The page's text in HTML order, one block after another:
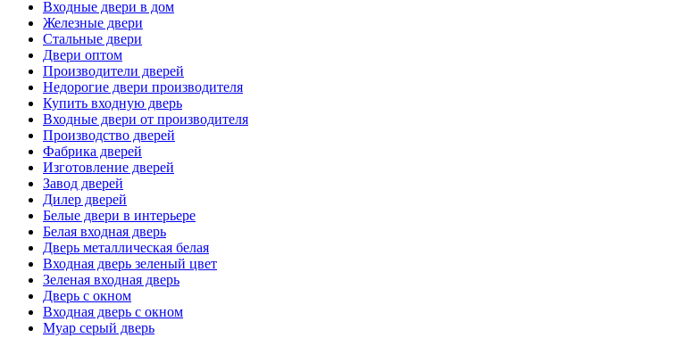
Входные двери в дом
Железные двери
Стальные двери
Двери оптом
Производители дверей
Недорогие двери производителя
Купить входную дверь
Входные двери от производителя
Производство дверей
Фабрика дверей
Изготовление дверей
Завод дверей
Дилер дверей
Белые двери в интерьере
Белая входная дверь
Дверь металлическая белая
Входная дверь зеленый цвет
Зеленая входная дверь
Дверь с окном
Входная дверь с окном
Муар серый дверь